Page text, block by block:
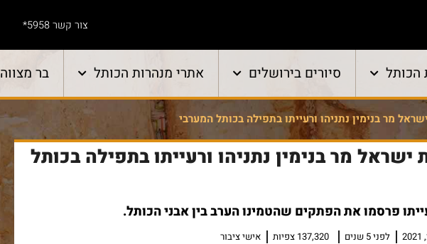
צור קשר 5958*
הכותל סיורים בירושלים אתרי מנהרות הכותל בר מצווה
מר בנימין נתניהו ורעייתו בתפילה בכותל המערבי
מר בנימין נתניהו ורעייתו בתפילה בכותל
פרסמו את הפתקים שהטמינו הערב בין אבני הכותל.
לפני 5 שנים 137,320 צפיות אישי ציבור